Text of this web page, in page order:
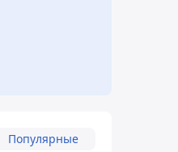
Популярные